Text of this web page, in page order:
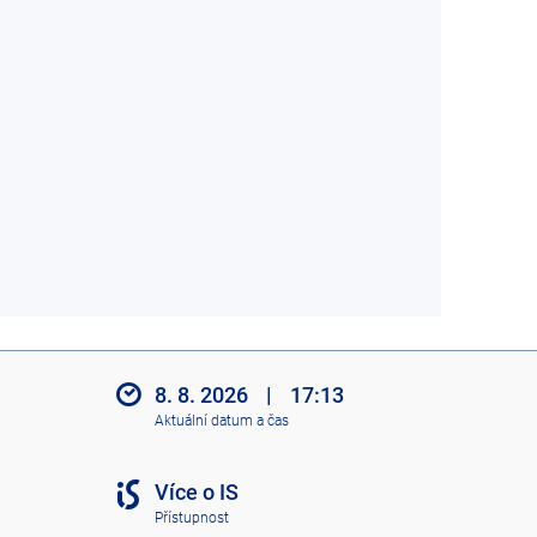
8. 8. 2026 | 17:13
Aktuální datum a čas
Více o IS
Přístupnost